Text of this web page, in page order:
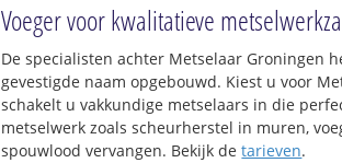
Achthoven
Lakerveld
Lexmond Polder
Voeger voor kwalitatieve
De specialisten achter Metselaar Groningen
gevestigde naam opgebouwd. Kiest u voor
schakelt u vakkundige metselaars in die
metselwerk zoals scheurherstel in muren,
spouwlood vervangen. Bekijk detarieven.